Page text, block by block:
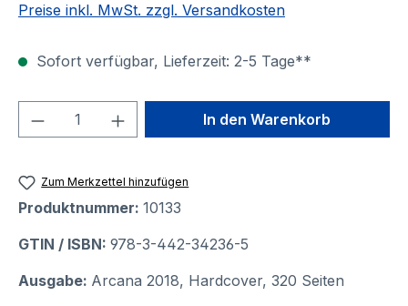
Preise inkl. MwSt. zzgl. Versandkosten
Sofort verfügbar, Lieferzeit: 2-5 Tage**
Produkt Anzahl: Gib denIn den Warenkorb
Zum Merkzettel hinzufügen
Produktnummer: 10133
GTIN / ISBN: 978-3-442-34236-5
Ausgabe: Arcana 2018, Hardcover, 320 Seiten